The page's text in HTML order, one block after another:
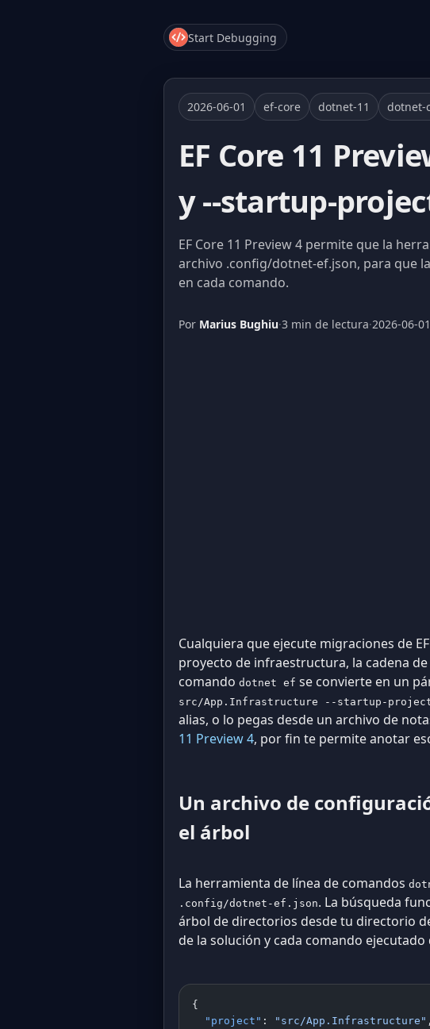
Start Debugging
2026-06-01 ef-core dotnet-11 dotnet-
EF Core 11
y --startup-
EF Core 11 Preview 4 permite que la
archivo .config/dotnet-ef.json, para que
en cada comando.
Por Marius Bughiu·3 min de lectura·2026-06-01
Cualquiera que ejecute migraciones de
proyecto de infraestructura, la cadena
comando dotnet ef se convierte en un
src/App.Infrastructure --startup-project
alias, o lo pegas desde un archivo de
11 Preview 4, por fin te permite anotar
Un archivo de
el árbol
La herramienta de línea de comandos
.config/dotnet-ef.json. La búsqueda
árbol de directorios desde tu directorio
de la solución y cada comando
{
  "project"
: "src/App.Infrastructure" ,